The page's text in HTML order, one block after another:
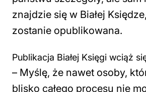
znajdzie się w Białej
zostanie opublikowana.
Publikacja Białej Księgi wciąż
– Myślę, że nawet osoby,
blisko całego procesu nie